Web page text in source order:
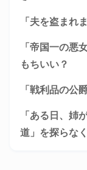
「夫を盗まれ
「帝国一の悪
もちいい？
「戦利品の公
「ある日、姉
道」を探らな